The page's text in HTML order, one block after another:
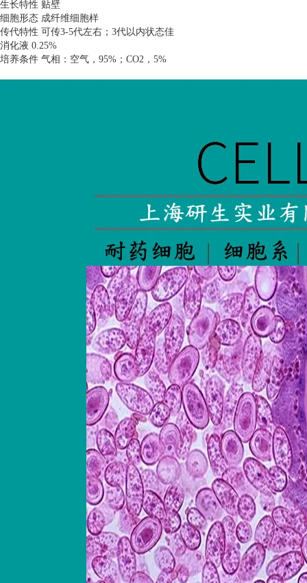
生长特性 贴壁
细胞形态 成纤维细胞样
传代特性 可传3-5代左右； 3代以内状态佳
消化液 0.25%
培养条件 气相：空气， 95% ； CO2 ， 5%